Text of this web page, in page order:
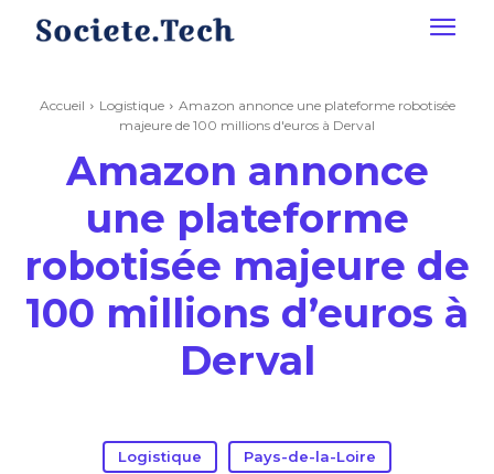
Accueil Logistique
Amazon annonce une plateforme robotisée
majeure de 100 millions d'euros à Derval
Amazon annonce
une plateforme
robotisée majeure de
100 millions d’euros à
Derval
Logistique Pays-de-la-Loire